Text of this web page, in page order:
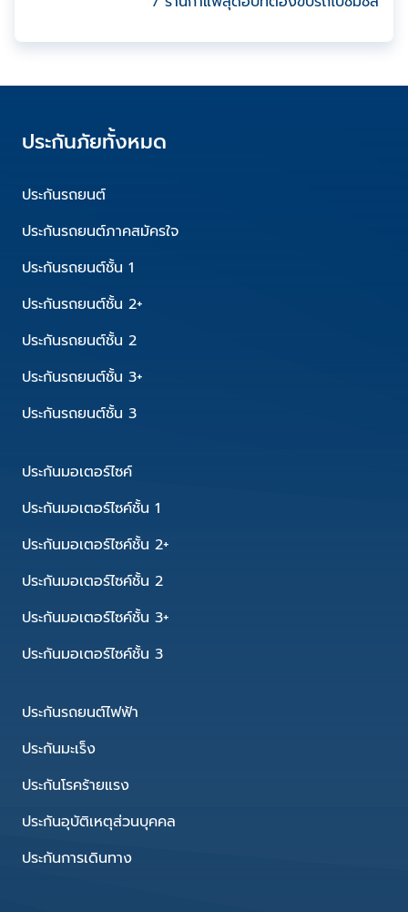
ประกันภัยทั้งหมด
ประกันรถยนต์
ประกันรถยนต์ภาคสมัครใจ
ประกันรถยนต์ชั้น 1
ประกันรถยนต์ชั้น 2+
ประกันรถยนต์ชั้น 2
ประกันรถยนต์ชั้น 3+
ประกันรถยนต์ชั้น 3
ประกันมอเตอร์ไซค์
ประกันมอเตอร์ไซค์ชั้น 1
ประกันมอเตอร์ไซค์ชั้น 2+
ประกันมอเตอร์ไซค์ชั้น 2
ประกันมอเตอร์ไซค์ชั้น 3+
ประกันมอเตอร์ไซค์ชั้น 3
ประกันรถยนต์ไฟฟ้า
ประกันมะเร็ง
ประกันโรคร้ายแรง
ประกันอุบัติเหตุส่วนบุคคล
ประกันการเดินทาง